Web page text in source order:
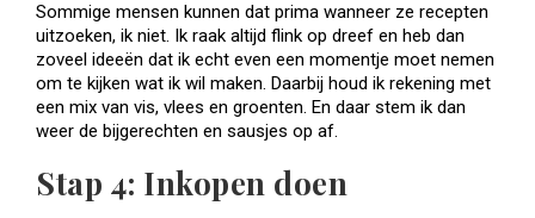
Sommige mensen kunnen dat prima wanneer ze recepten
uitzoeken, ik niet. Ik raak altijd flink op dreef en heb dan
zoveel ideeën dat ik echt even een momentje moet nemen
om te kijken wat ik wil maken. Daarbij houd ik rekening met
een mix van vis, vlees en groenten. En daar stem ik dan
weer de bijgerechten en sausjes op af.
Stap 4: Inkopen doen